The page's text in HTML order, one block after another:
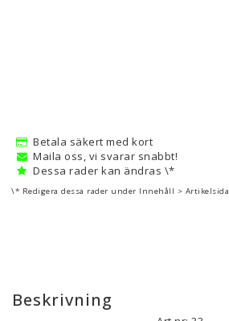
Betala säkert med kort
Maila oss, vi svarar snabbt!
Dessa rader kan ändras \*
\* Redigera dessa rader under Innehåll > Artikelsida
Beskrivning